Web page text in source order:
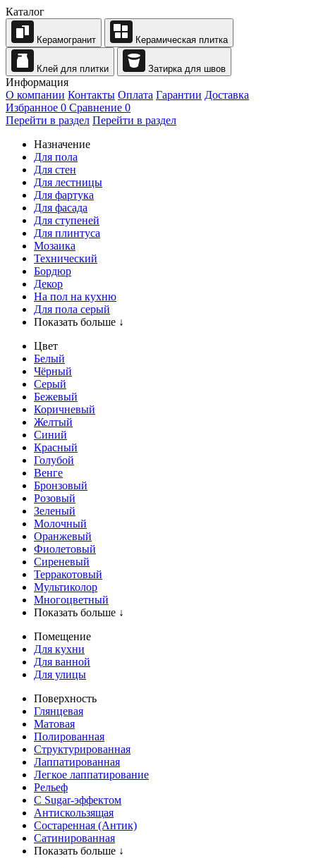
Каталог
Керамогранит Керамическая плитка
Клей для плитки Затирка для швов
Информация
О компании Контакты Оплата Гарантии Доставка
Избранное 0 Сравнение 0
Перейти в раздел Перейти в раздел
Назначение
Для пола
Для стен
Для лестницы
Для фартука
Для фасада
Для ступеней
Для плинтуса
Мозаика
Технический
Бордюр
Декор
На пол на кухню
Для пола серый
Показать больше ↓
Цвет
Белый
Чёрный
Серый
Бежевый
Коричневый
Желтый
Синий
Красный
Голубой
Венге
Бронзовый
Розовый
Зеленый
Молочный
Оранжевый
Фиолетовый
Сиреневый
Терракотовый
Мультиколор
Многоцветный
Показать больше ↓
Помещение
Для кухни
Для ванной
Для улицы
Поверхность
Глянцевая
Матовая
Полированная
Структурированная
Лаппатированная
Легкое лаппатирование
Рельеф
С Sugar-эффектом
Антискользящая
Состаренная (Антик)
Сатинированная
Показать больше ↓